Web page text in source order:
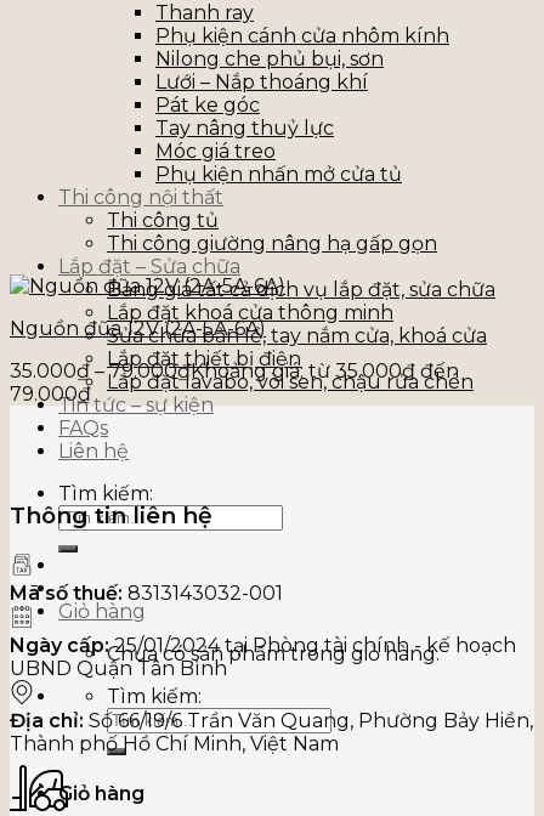
Thanh ray
Phụ kiện cánh cửa nhôm kính
Nilong che phủ bụi, sơn
Lưới – Nắp thoáng khí
Pát ke góc
Tay nâng thuỷ lực
Móc giá treo
Phụ kiện nhấn mở cửa tủ
Thi công nội thất
Thi công tủ
Thi công giường nâng hạ gấp gọn
Lắp đặt – Sửa chữa
Bảng giá tất cả dịch vụ lắp đặt, sửa chữa
Lắp đặt khoá cửa thông minh
Sửa chữa bản lề, tay nắm cửa, khoá cửa
Lắp đặt thiết bị điện
Lắp đặt lavabo, vòi sen, chậu rửa chén
Tin tức – sự kiện
FAQs
Liên hệ
Tìm kiếm:
Giỏ hàng
Chưa có sản phẩm trong giỏ hàng.
Tìm kiếm:
Giỏ hàng
Nguồn đũa 12V (2A-5A-6A)
35.000₫ – 79.000₫Khoảng giá: từ 35.000₫ đến
79.000₫
Thông tin liên hệ
Mã số thuế: 8313143032-001
Ngày cấp:25/01/2024 tại Phòng tài chính - kế hoạch
UBND Quận Tân Bình
Địa chỉ: Số 66/19/6 Trần Văn Quang, Phường Bảy Hiền,
Thành phố Hồ Chí Minh, Việt Nam